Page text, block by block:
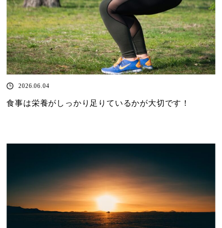
2026.06.04
食事は栄養がしっかり足りているかが大切です！